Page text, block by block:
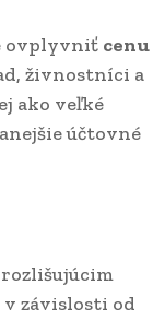
ovplyvniť cenu
živnostníci a
ako veľké
účtovné
závislosti od